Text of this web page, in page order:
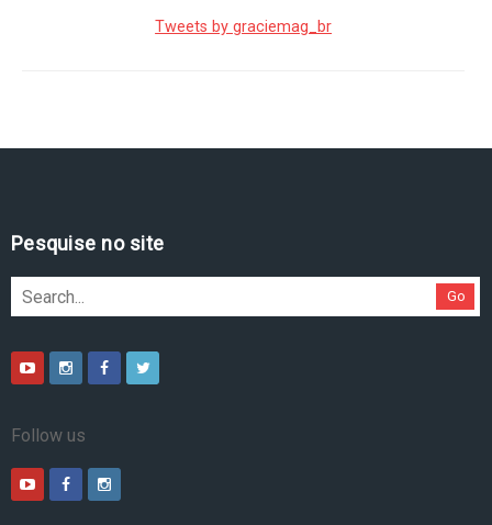
Tweets by graciemag_br
Pesquise no site
Go
Follow us